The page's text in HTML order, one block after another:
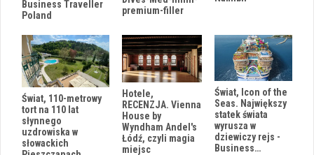
Business Traveller
Poland
premium-filler
Świat, 110-metrowy
tort na 110 lat
słynnego
uzdrowiska w
słowackich
Hotele,
RECENZJA. Vienna
House by
Wyndham Andel's
Łódź, czyli magia
miejsc
Świat, Icon of the
Seas. Największy
statek świata
wyrusza w
dziewiczy rejs -
Business…